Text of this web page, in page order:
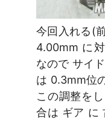
今回入れる(
4.00mm に
なので サイ
は 0.3mm位
この調整を
合は ギア に